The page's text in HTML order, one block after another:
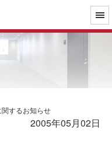
するお知らせ
2005年05月02日